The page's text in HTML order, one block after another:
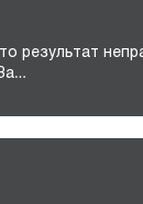
результат